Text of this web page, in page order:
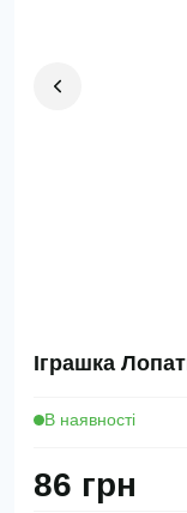
Іграшка
В наявності
86 грн